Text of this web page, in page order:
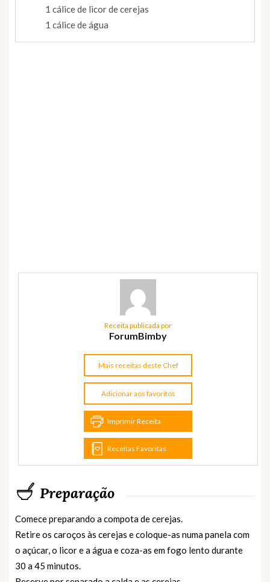
1 cálice de licor de cerejas
1 cálice de água
Receita publicada por
ForumBimby
Mais receitas deste Chef
Adicionar aos favoritos
Imprimir Receita
Receitas Favoritas
Preparação
Comece preparando a compota de cerejas.
Retire os caroços às cerejas e coloque-as numa panela com
o açúcar, o licor e a água e coza-as em fogo lento durante
30 a 45 minutos.